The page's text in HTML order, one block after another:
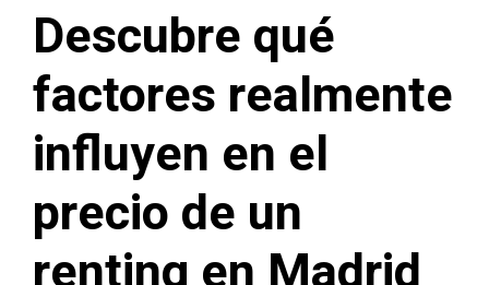
Descubre qué
factores realmente
influyen en el
precio de un